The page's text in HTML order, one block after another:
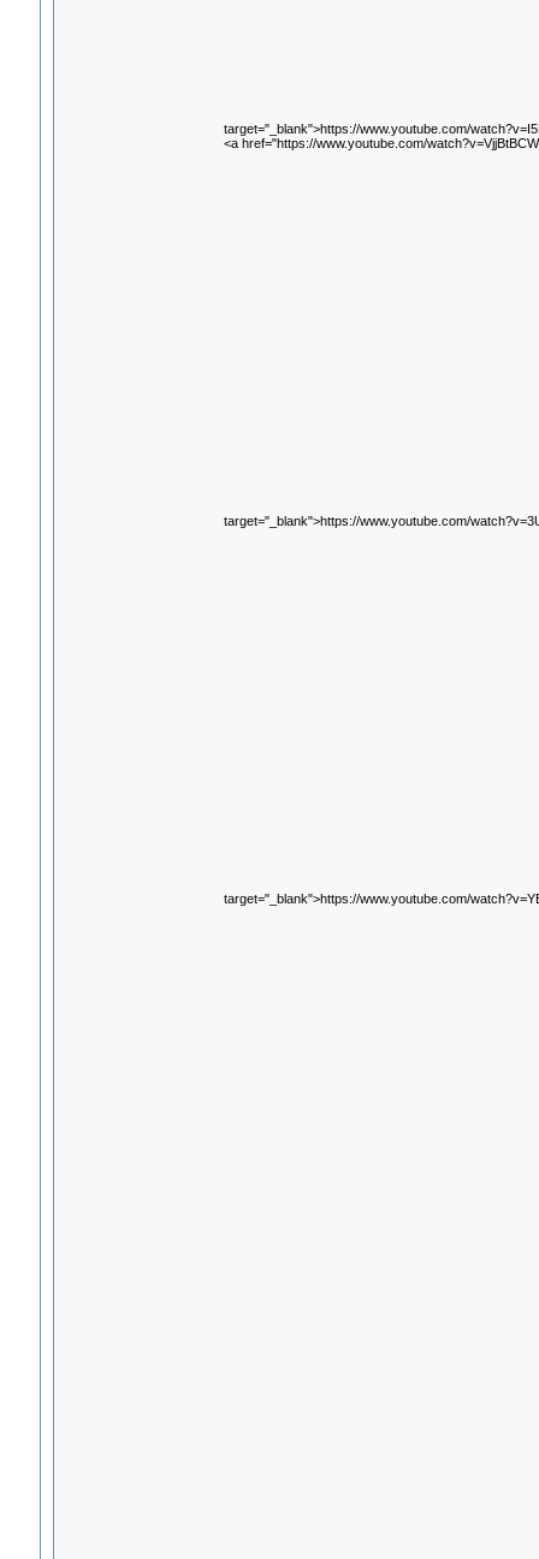
target="_blank">https://www.youtube.com/
<a href="https://www.youtube.com/
target="_blank">https://www.youtube.com/
target="_blank">https://www.youtube.com/